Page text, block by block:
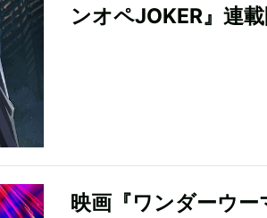
ンオペJOKER』連
映画『ワンダーウ